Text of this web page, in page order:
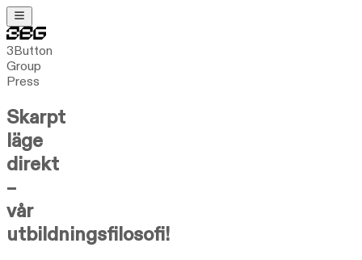
3Button
Group
Press
Skarpt
läge
direkt
–
vår
utbildningsfilosofi!